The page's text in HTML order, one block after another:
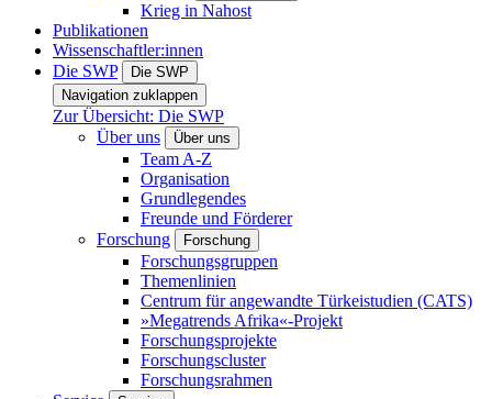
Krieg in Nahost
Publikationen
Wissenschaftler:innen
Die SWP
Die SWP
Navigation zuklappen
Zur Übersicht: Die SWP
Über uns
Über uns
Team A-Z
Organisation
Grundlegendes
Freunde und Förderer
Forschung
Forschung
Forschungsgruppen
Themenlinien
Centrum für angewandte Türkeistudien (CATS)
»Megatrends Afrika«-Projekt
Forschungsprojekte
Forschungscluster
Forschungsrahmen